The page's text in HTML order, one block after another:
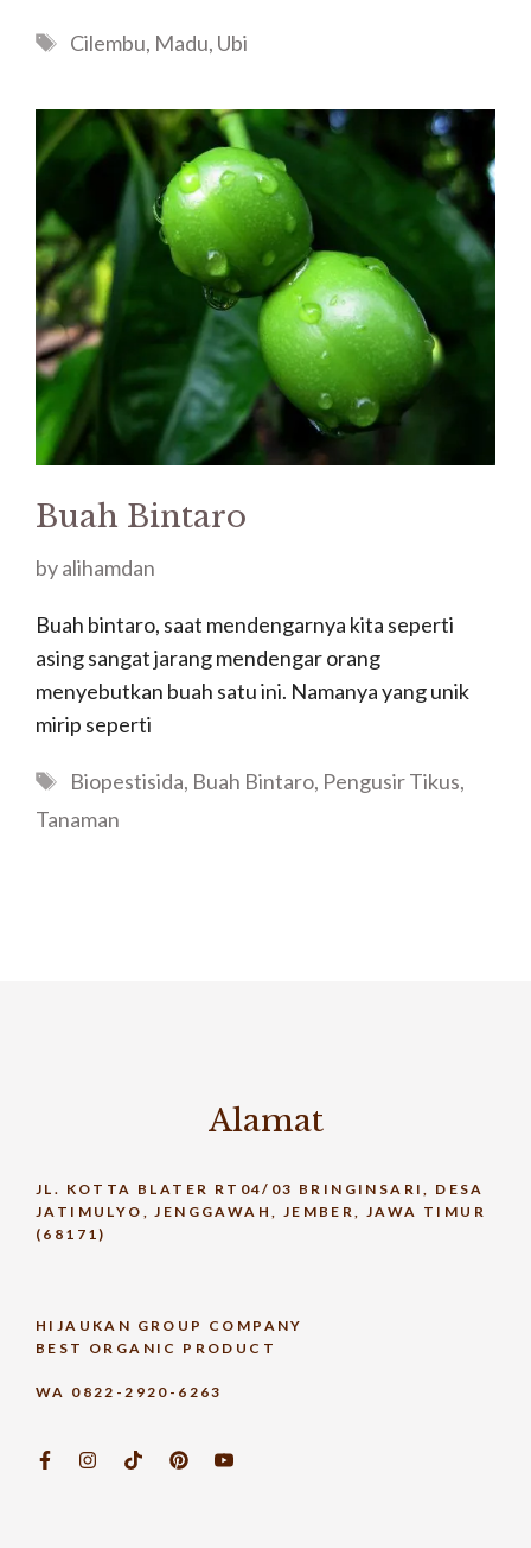
Tags
Cilembu, Madu, Ubi
Buah Bintaro
byalihamdan
Buah bintaro, saat mendengarnya kita seperti
asing sangat jarang mendengar orang
menyebutkan buah satu ini. Namanya yang unik
mirip seperti
Tags
Biopestisida, Buah Bintaro, Pengusir Tikus,
Tanaman
Alamat
JL. KOTTA BLATER RT04/03 BRINGINSARI, DESA
JATIMULYO, JENGGAWAH, JEMBER, JAWA TIMUR
(68171)
HIJAUKAN GROUP COMPANY
BEST ORGANIC PRODUCT
WA 0822-2920-6263